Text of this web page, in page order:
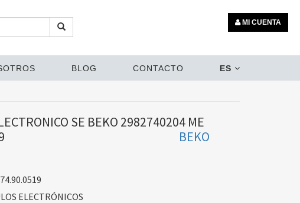
MI CUENTA
BLOG CONTACTO ES
SE BEKO 2982740204 ME
BEKO
ELECTRÓNICOS